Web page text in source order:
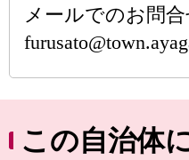
メールでのお問合
この自治体